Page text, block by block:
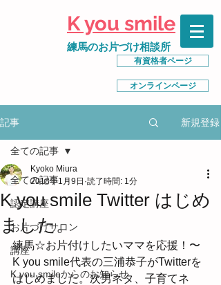
K you smile
練馬のお片づけ相談所
有資格者ページ
オンラインページ
記事 新規登録
全ての記事
認定講座
お片づけサロン
講座
K you smileからのお知らせ
全ての記事
K you smile Twitter はじめ
ました。
Kyoko Miura
2018年1月9日 読了時間: 1分
練馬☆お片付けしたいママを応援！〜
K you smile代表の三浦恭子がTwitterを
はじめました。次男ネタ、子育てネ